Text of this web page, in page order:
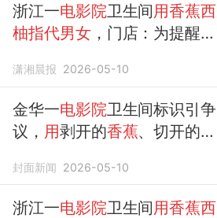
浙江一电影院卫生间用香蕉西
柚指代男女，门店：为提醒大
潇湘晨报 2026-05-10
金华一电影院卫生间标识引争
议， 用剥开的香蕉、切开的西
了提醒多吃水果，没想那...
封面新闻 2026-05-10
浙江一电影院卫生间用香蕉西